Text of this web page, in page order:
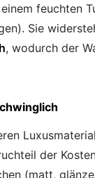
feuchten
Sie
, wodurch der
der
(matt,